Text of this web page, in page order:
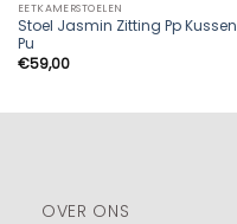
EETKAMERSTOELEN
Stoel Jasmin Zitting Pp Kussen
Pu
€59,00
OVER ONS